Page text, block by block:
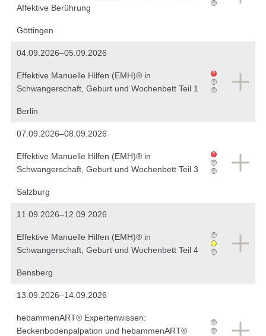
Affektive Berührung
Göttingen
04.09.2026–05.09.2026
Effektive Manuelle Hilfen (EMH)® in
Schwangerschaft, Geburt und Wochenbett Teil 1
Berlin
07.09.2026–08.09.2026
Effektive Manuelle Hilfen (EMH)® in
Schwangerschaft, Geburt und Wochenbett Teil 3
Salzburg
11.09.2026–12.09.2026
Effektive Manuelle Hilfen (EMH)® in
Schwangerschaft, Geburt und Wochenbett Teil 4
Bensberg
13.09.2026–14.09.2026
hebammenART® Expertenwissen:
Beckenbodenpalpation und hebammenART®